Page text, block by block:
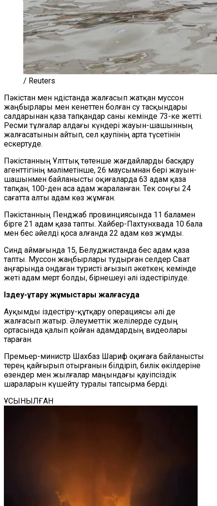
/ Reuters
Пәкістан мен Үндістанда жалғасып жатқан муссон
жаңбырлары мен кенеттен болған су тасқындары
салдарынан қаза тапқандар саны кемінде 73-ке жетті.
Ресми тұлғалар алдағы күндері жауын-шашынның
жалғасатынын айтып, сел қаупінің арта түсетінін
ескертуде.
Пәкістанның Ұлттық төтенше жағдайларды басқару
агенттігінің мәліметінше, 26 маусымнан бері жауын-
шашынмен байланысты оқиғаларда 63 адам қаза
тапқан, 100-ден аса адам жараланған. Тек соңғы 24
сағатта алты адам көз жұмған.
Пәкістанның Пенджаб провинциясында 11 баламен
бірге 21 адам қаза тапты. Хайбер-Пахтунхвада 10 бала
мен бес әйелді қоса алғанда 22 адам көз жұмды.
Синд аймағында 15, Белуджистанда бес адам қаза
тапты. Муссон жаңбырлары тудырған селдер Сват
аңғарында ондаған туристі ағызып әкеткен; кемінде
жеті адам мерт болды, бірнешеуі әлі іздестірілуде.
Іздеу-құтқару жұмыстары жалғасуда
Ауқымды іздестіру-құтқару операциясы әлі де
жалғасып жатыр. Әлеуметтік желілерде судың
ортасында қалып қойған адамдардың видеолары
тараған.
Премьер-министр Шахбаз Шариф оқиғаға байланысты
терең қайғырып отырғанын білдіріп, билік өкілдеріне
өзендер мен жылғалар маңындағы қауіпсіздік
шараларын күшейту туралы тапсырма берді.
ҰСЫНЫЛҒАН